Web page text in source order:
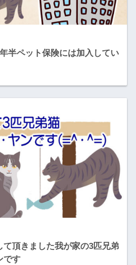
半ペット保険には加入してい
て頂きました我が家の3匹兄弟
です